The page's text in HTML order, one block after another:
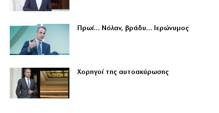
Πρωί… Νόλαν, βράδυ… Ιερώνυμος
Χορηγοί της αυτοακύρωσης